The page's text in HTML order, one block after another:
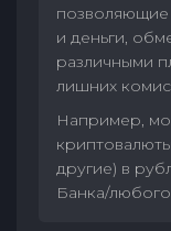
позволяющие
и деньги,
различными
лишних
Например,
другие) в
Банка/